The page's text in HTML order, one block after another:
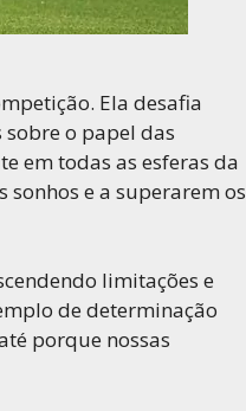
Ela desafia
o papel das
em todas as esferas da
e a superarem os
limitações e
de determinação
porque nossas